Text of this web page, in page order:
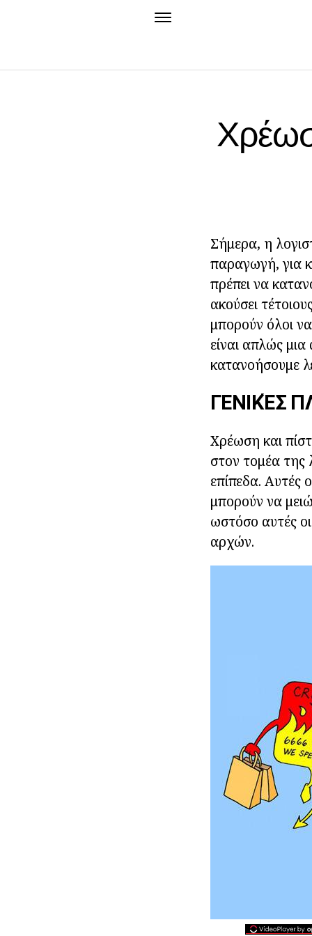
Σήμερα, η
παραγωγή, για
πρέπει να
ακούσει
μπορούν όλοι
είναι απλώς
κατανοήσουμε
ΓΕΝΙΚΈΣ
Χρέωση και
στον τομέα της
επίπεδα. Αυτές
μπορούν να
ωστόσο αυτές
αρχών.